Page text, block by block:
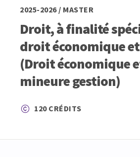
2025-2026 / MASTER
Droit, à finalité
droit économique
(Droit économique
mineure gestion)
120 CRÉDITS